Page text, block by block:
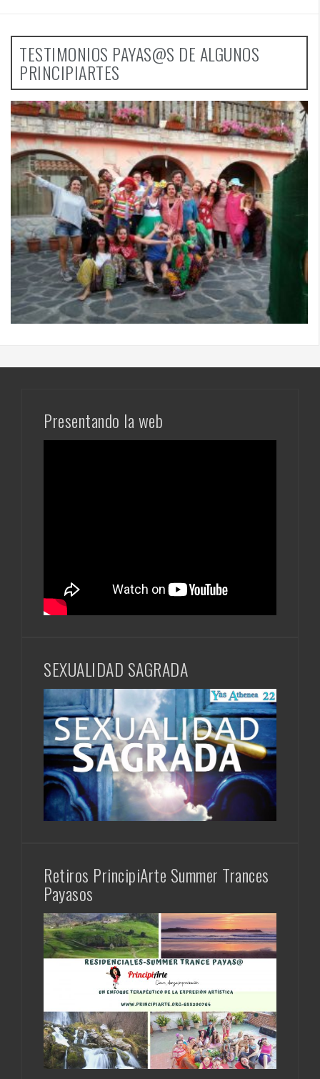
TESTIMONIOS PAYAS@S DE ALGUNOS
PRINCIPIARTES
Presentando la web
SEXUALIDAD SAGRADA
Retiros PrincipiArte Summer Trances
Payasos